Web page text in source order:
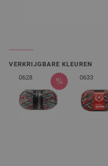
VERKRIJGBARE KLEUREN
0628
0633